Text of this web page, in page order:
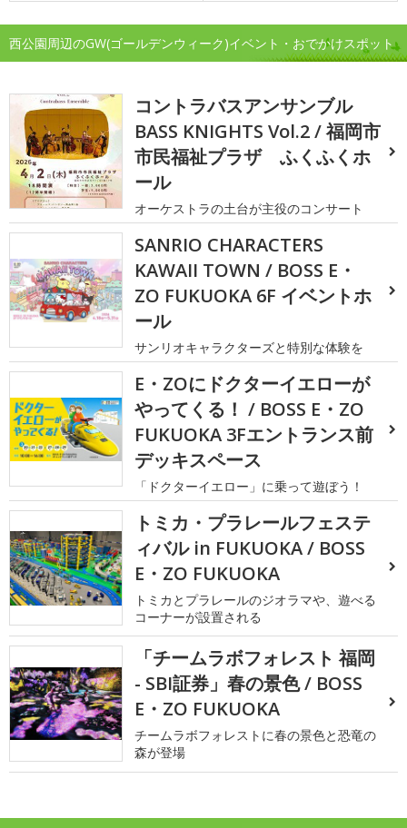
西公園周辺のGW(ゴールデンウィーク)イベント・おでかけスポット
コントラバスアンサンブル
BASS KNIGHTS Vol.2 / 福岡市
市民福祉プラザ ふくふくホ
ール
オーケストラの土台が主役のコンサート
SANRIO CHARACTERS
KAWAII TOWN / BOSS E・
ZO FUKUOKA 6F イベントホ
ール
サンリオキャラクターズと特別な体験を
E・ZOにドクターイエローが
やってくる！ / BOSS E・ZO
FUKUOKA 3Fエントランス前
デッキスペース
「ドクターイエロー」に乗って遊ぼう！
トミカ・プラレールフェステ
ィバル in FUKUOKA / BOSS
E・ZO FUKUOKA
トミカとプラレールのジオラマや、遊べる
コーナーが設置される
「チームラボフォレスト 福岡
- SBI証券」春の景色 / BOSS
E・ZO FUKUOKA
チームラボフォレストに春の景色と恐竜の
森が登場